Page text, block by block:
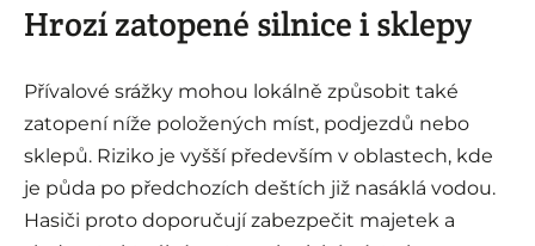
Hrozí zatopené silnice i sklepy
Přívalové srážky mohou lokálně způsobit také
zatopení níže položených míst, podjezdů nebo
sklepů. Riziko je vyšší především v oblastech, kde
je půda po předchozích deštích již nasáklá vodou.
Hasiči proto doporučují zabezpečit majetek a